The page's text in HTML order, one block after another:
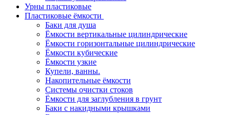
Урны пластиковые
Пластиковые ёмкости
Баки для душа
Ёмкости вертикальные цилиндрические
Ёмкости горизонтальные цилиндрические
Ёмкости кубические
Ёмкости узкие
Купели, ванны.
Накопительные ёмкости
Системы очистки стоков
Ёмкости для заглубления в грунт
Баки с накидными крышками